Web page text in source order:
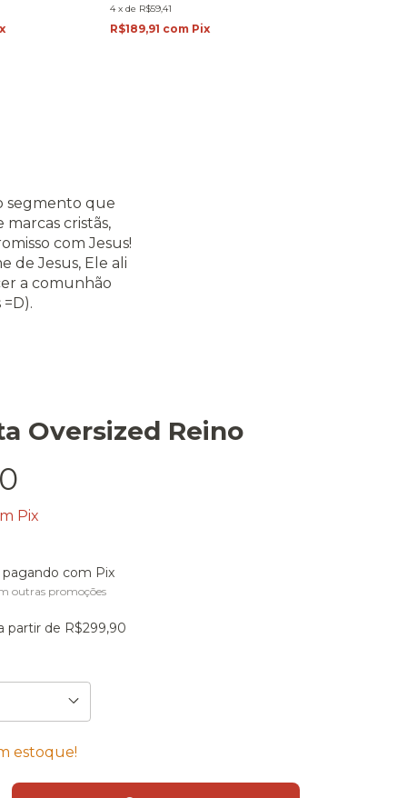
4 xde R$59,41
R$189,91 com Pix
segmento que
cristãs,
com Jesus!
de Jesus, Ele ali
a comunhão
Oversized Reino
Pix
pagando com Pix
outras promoções
partir de R$299,90
estoque!